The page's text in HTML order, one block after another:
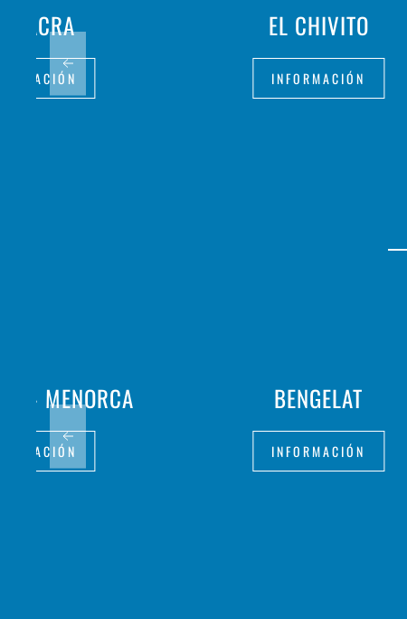
EL CHIVITO
INFORMACIÓN
NACRA
BENGELAT
INFORMACIÓN
- MENORCA